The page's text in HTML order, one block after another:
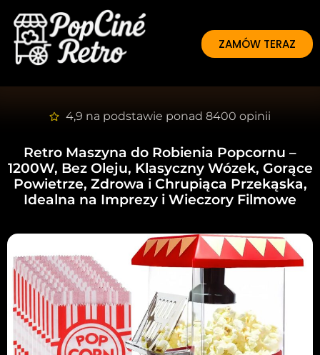
ZAMÓW TERAZ
4,9 na podstawie ponad 8400 opinii
Retro Maszyna do Robienia Popcornu –
1200W, Bez Oleju, Klasyczny Wózek, Gorące
Powietrze, Zdrowa i Chrupiąca Przekąska,
Idealna na Imprezy i Wieczory Filmowe